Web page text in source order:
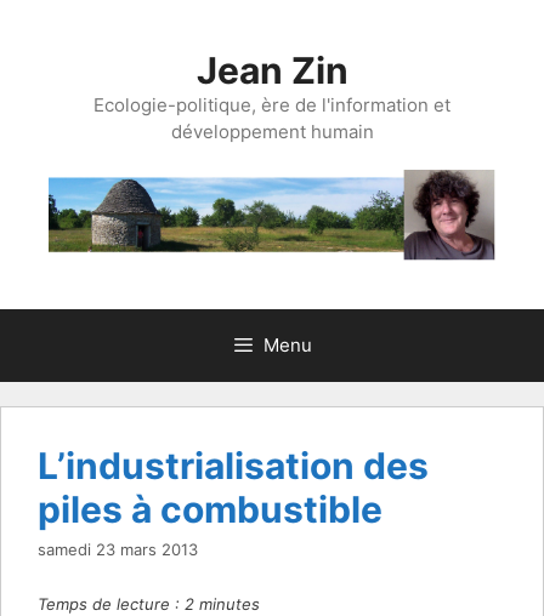
Jean Zin
Ecologie-politique, ère de l'information et
développement humain
Menu
L’industrialisation des
piles à combustible
samedi 23 mars 2013
Temps de lecture : 2 minutes